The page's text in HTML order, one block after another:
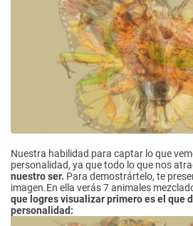
Nuestra habilidad para captar lo que
personalidad, ya que todo lo que nos
nuestro ser. Para demostrártelo, te
imagen.En ella verás 7 animales
que logres visualizar primero es el que
personalidad: